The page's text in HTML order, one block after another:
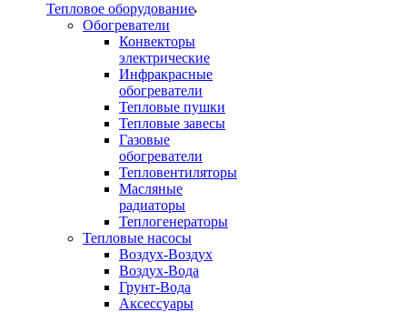
Тепловое оборудование
Обогреватели
Конвекторы
электрические
Инфракрасные
обогреватели
Тепловые пушки
Тепловые завесы
Газовые
обогреватели
Тепловентиляторы
Масляные
радиаторы
Теплогенераторы
Тепловые насосы
Воздух-Воздух
Воздух-Вода
Грунт-Вода
Аксессуары